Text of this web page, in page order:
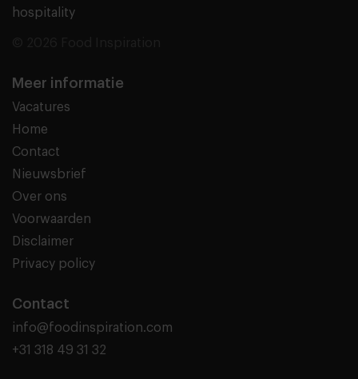
hospitality
Meer informatie
Vacatures
Home
Contact
Nieuwsbrief
Over ons
Voorwaarden
Disclaimer
Privacy policy
Contact
info@foodinspiration.com
+31 318 49 31 32